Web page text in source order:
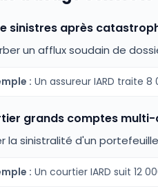
sinistres après
un afflux soudain de
: Un assureur IARD traite
grands comptes multi-
la sinistralité d'un
: Un courtier IARD suit 12